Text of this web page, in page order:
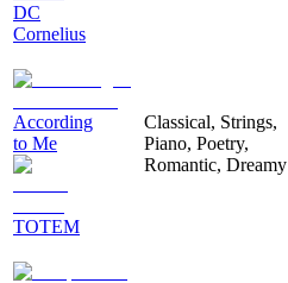
DC
Cornelius
According
to Me
TOTEM
Classical, Strings,
Piano, Poetry,
Romantic, Dreamy